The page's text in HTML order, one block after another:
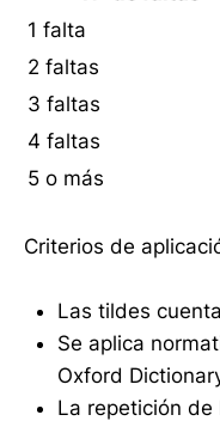
1 falta
2 faltas
3 faltas
4 faltas
5 o más
Criterios de
Las tildes
Se aplica
Oxford
La repetición